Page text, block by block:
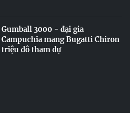
Gumball 3000 - đại gia
Campuchia mang Bugatti Chiron
triệu đô tham dự